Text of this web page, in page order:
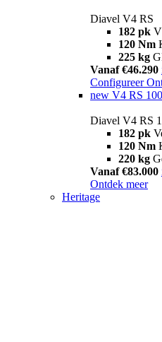
Diavel V4 RS
182 pk
120 Nm
225 kg
Vanaf €46.290
Configureer
new V4 RS 100
Diavel V4 RS
182 pk
120 Nm
220 kg
Vanaf €83.000
Ontdek meer
Heritage